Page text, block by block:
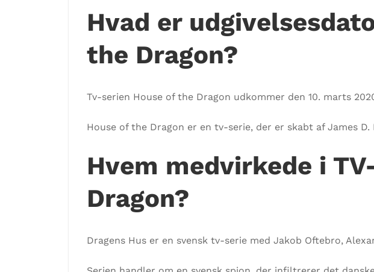
Hvad er
the Dragon?
Tv-serien House of the Dragon udkommer den 10. marts
House of the Dragon er en tv-serie, der er skabt af James
Hvem medvirkede i
Dragon?
Dragens Hus er en svensk tv-serie med Jakob Oftebro,